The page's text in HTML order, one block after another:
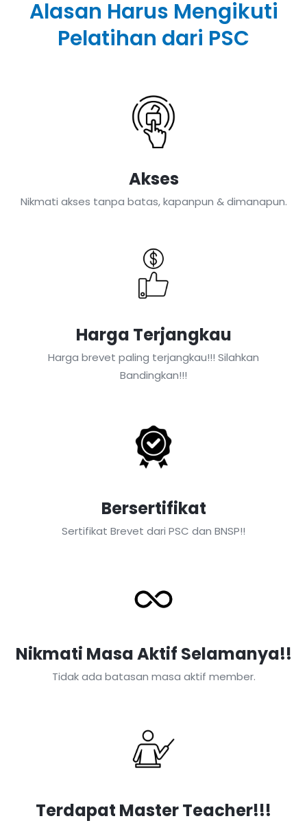
Alasan Harus Mengikuti
Pelatihan dari PSC
Akses
Nikmati akses tanpa batas, kapanpun & dimanapun.
Harga Terjangkau
Harga brevet paling terjangkau!!! Silahkan
Bandingkan!!!
Bersertifikat
Sertifikat Brevet dari PSC dan BNSP!!
Nikmati Masa Aktif Selamanya!!
Tidak ada batasan masa aktif member.
Terdapat Master Teacher!!!